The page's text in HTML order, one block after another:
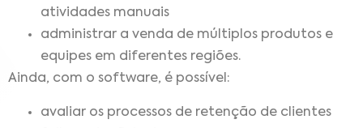
atividades manuais
administrar a venda de múltiplos produtos e
equipes em diferentes regiões.
Ainda, com o software, é possível:
avaliar os processos de retenção de clientes